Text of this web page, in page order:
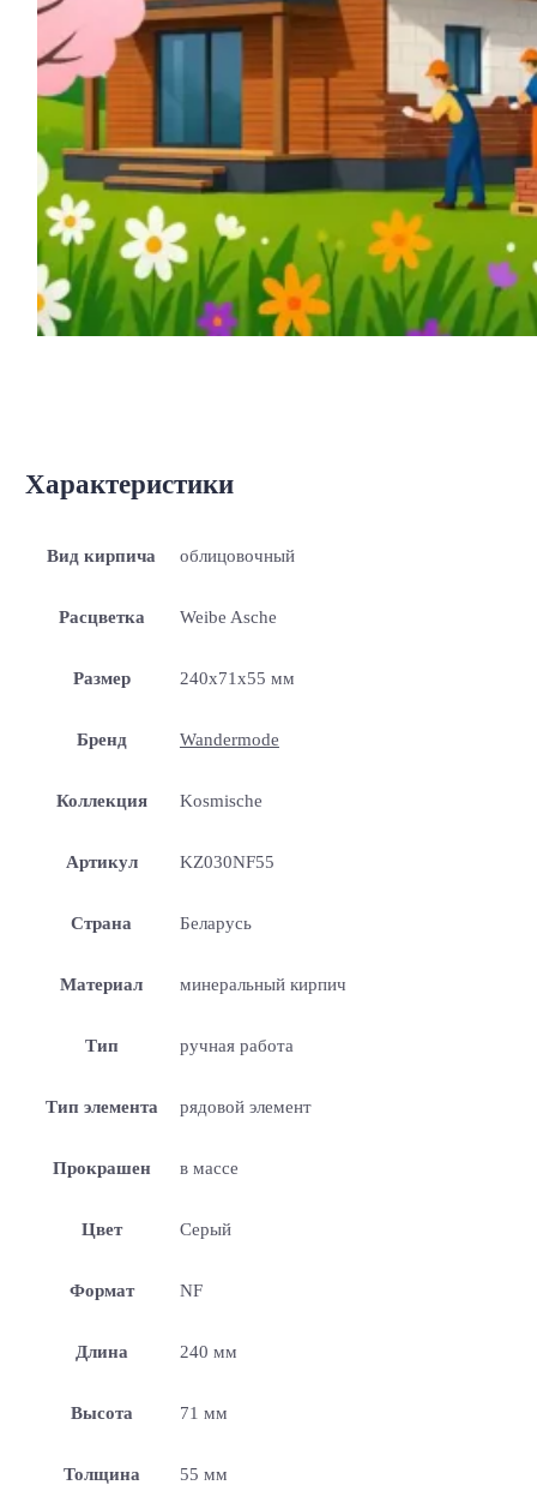
Характеристики
Вид кирпича облицовочный
Расцветка Weibe Asche
Размер 240x71x55 мм
Бренд Wandermode
Коллекция Kosmische
Артикул KZ030NF55
Страна Беларусь
Материал минеральный кирпич
Тип ручная работа
Тип элемента рядовой элемент
Прокрашен в массе
Цвет Серый
Формат NF
Длина 240 мм
Высота 71 мм
Толщина 55 мм